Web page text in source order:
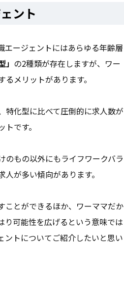
ント
エージェントにはあらゆる年齢層
」 の2種類が存在しますが、ワー
メリットがあります。
特化型に比べて圧倒的に求人数が
です。
のもの以外にもライフワークバラ
が多い傾向があります。
ことができるほか、ワーママだか
り可能性を広げるという意味では
ントについてご紹介したいと思い